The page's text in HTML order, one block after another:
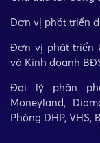
Đơn vị phát triển
Đơn vị phát triển
và Kinh doanh
Đại lý phân
Moneyland,
Phòng DHP, VHS,